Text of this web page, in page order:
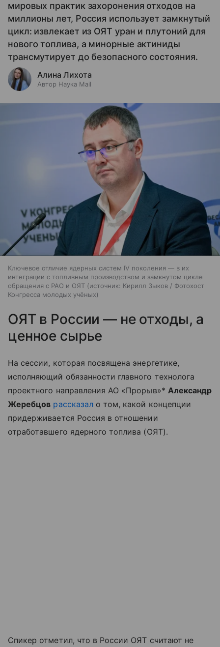
мировых практик захоронения отходов на
миллионы лет, Россия использует замкнутый
цикл: извлекает из ОЯТ уран и плутоний для
нового топлива, а минорные актиниды
трансмутирует до безопасного состояния.
Алина Лихота
Автор Наука Mail
Ключевое отличие ядерных систем IV поколения — в их
интеграции с топливным производством и замкнутом цикле
обращения с РАО и ОЯТ
источник: Кирилл Зыков / Фотохост
Конгресса молодых учёных
ОЯТ в России — не отходы, а
ценное сырье
На сессии, которая посвящена энергетике,
исполняющий обязанности главного технолога
проектного направления АО «Прорыв»* Александр
Жеребцов рассказало том, какой концепции
придерживается Россия в отношении
отработавшего ядерного топлива (ОЯТ).
Спикер отметил, что в России ОЯТ считают не